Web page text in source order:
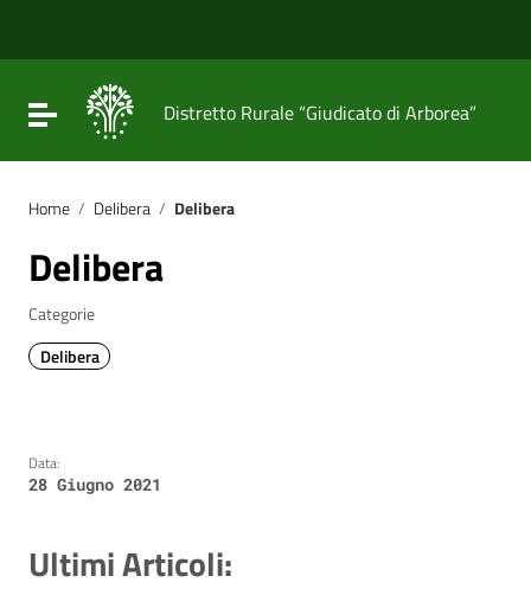
Vai al footer
Attiva / disattiva la navigazione
Distretto Rurale “Giudicato di Arborea”
Home / Delibera / Delibera
Delibera
Categorie
Delibera
Data:
28 Giugno 2021
Ultimi Articoli: